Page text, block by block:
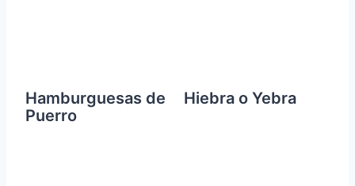
Hamburguesas de
Puerro
Hiebra o Yebra